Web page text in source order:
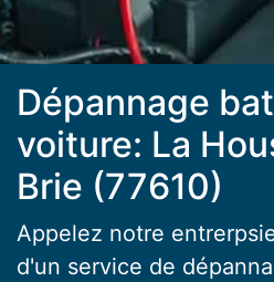
Dépannage
voiture: La
Brie (77610)
Appelez notre
d'un service de